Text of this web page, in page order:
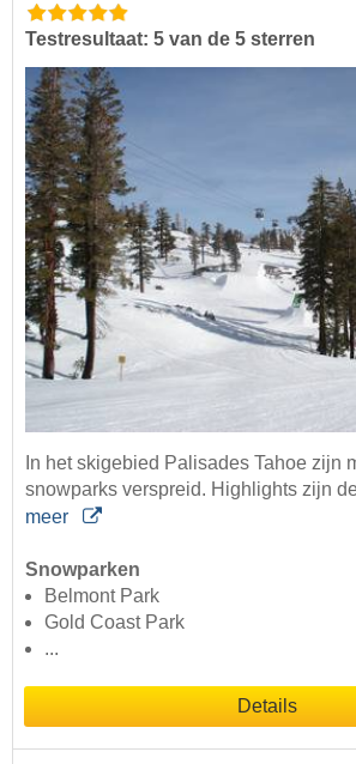
Testresultaat: 5 van de 5 sterren
In het skigebied Palisades Tahoe zijn
snowparks verspreid. Highlights zijn
meer
Snowparken
Belmont Park
Gold Coast Park
...
Details